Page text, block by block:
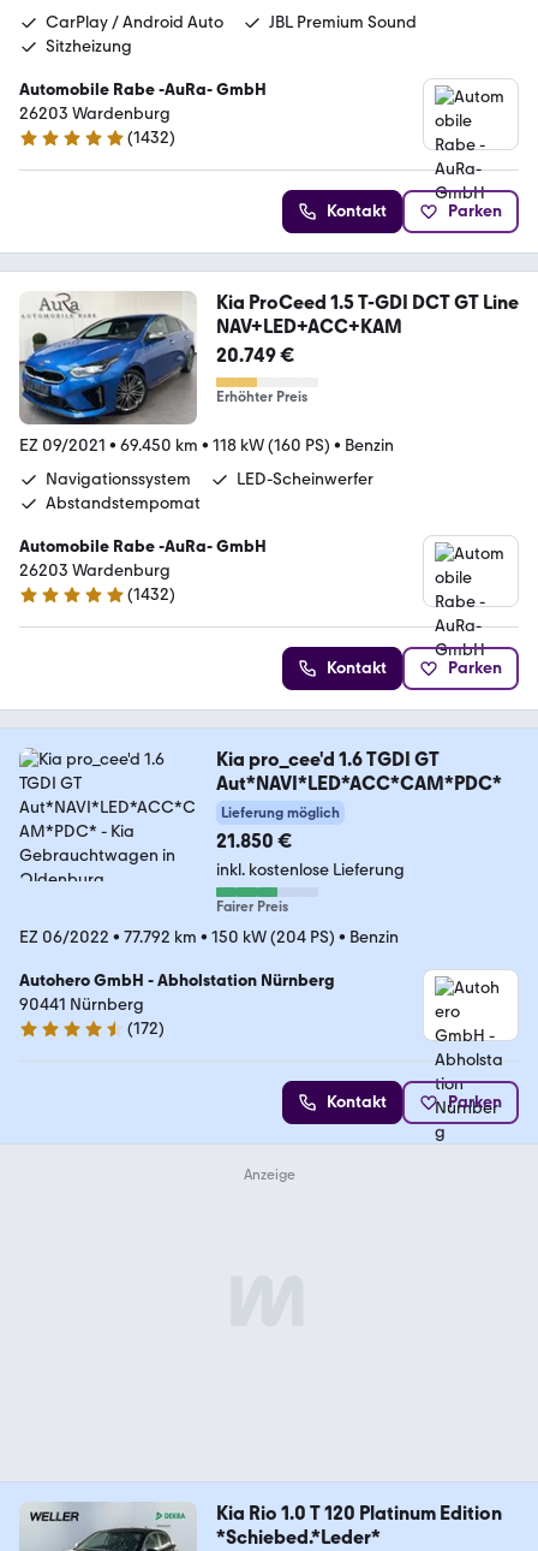
CarPlay / Android Auto
JBL Premium Sound
Sitzheizung
Automobile Rabe -AuRa- GmbH
26203 Wardenburg
4.9 Sterne
(1432)
Kontakt Parken
Kia ProCeed 1.5 T-GDI DCT GT Line
NAV+LED+ACC+KAM
20.749 €
Erhöhter Preis
EZ 09/2021 • 69.450 km • 118 kW (160 PS) • Benzin
Navigationssystem
LED-Scheinwerfer
Abstandstempomat
Automobile Rabe -AuRa- GmbH
26203 Wardenburg
4.9 Sterne
(1432)
Kontakt Parken
Kia pro_cee'd 1.6 TGDI GT
Aut*NAVI*LED*ACC*CAM*PDC*
Lieferung möglich
21.850 €
inkl. kostenlose Lieferung
Fairer Preis
EZ 06/2022 • 77.792 km • 150 kW (204 PS) • Benzin
Autohero GmbH - Abholstation Nürnberg
90441 Nürnberg
4.5 Sterne
(172)
Kontakt Parken
Kia Rio 1.0 T 120 Platinum Edition
*Schiebed.*Leder*